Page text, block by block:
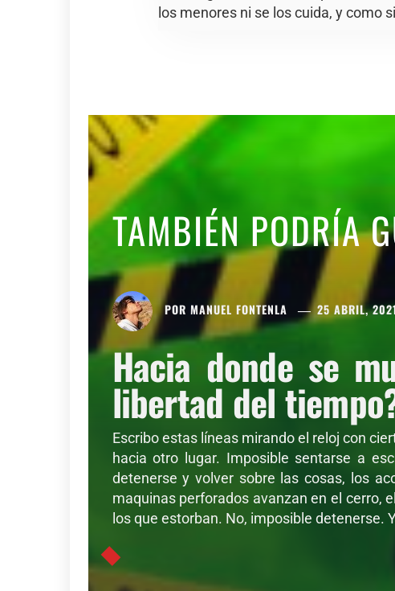
los menores ni se los cuida, y como
TAMBIÉN PODRÍA
POR MANUEL FONTENLA 25 ABRIL,
Hacia donde se
libertad del
Escribo estas líneas mirando el reloj con
hacia otro lugar. Imposible sentarse a
detenerse y volver sobre las cosas, los
maquinas perforados avanzan en el cerro,
los que estorban. No, imposible detenerse.